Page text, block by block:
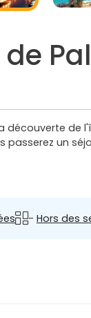
découverte de
un
- Hors des